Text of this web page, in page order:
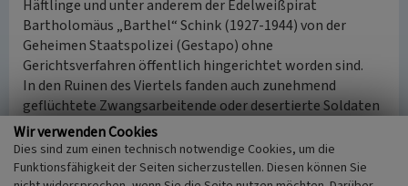
Häftlinge und unter anderem der Edelweißpirat
Bartholomäus „Barthel“ Schink (1927-1944) von der
Geheimen Staatspolizei (Gestapo) ohne
Gerichtsverfahren öffentlich hingerichtet worden sind.
In den Ruinen des Viertels fanden auch zunehmend
geflüchtete Zwangsarbeitende oder desertierte Soldaten
Unterschlupf. Der Unmut der Bevölkerung äußerte sich in
wachsendem Widerstand.
Wir verwenden Cookies
Dies sind zum einen technisch notwendige Cookies, um die
Funktionsfähigkeit der Seiten sicherzustellen. Diesen können Sie